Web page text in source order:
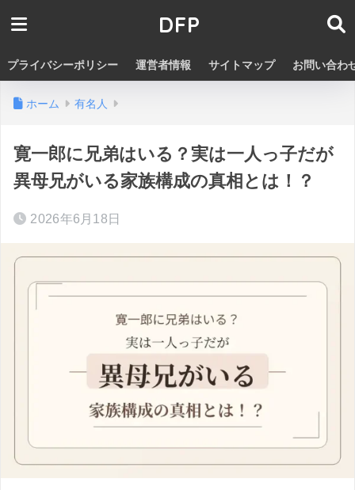
DFP
プライバシーポリシー 運営者情報 サイトマップ お問い合わ
ホーム 有名人
寛一郎に兄弟はいる？実は一人っ子だが
異母兄がいる家族構成の真相とは！？
2026年6月18日